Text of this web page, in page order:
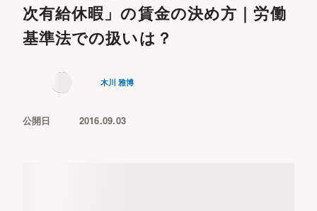
次有給休暇」の賃金の決め方｜労働
基準法での扱いは？
木川 雅博
公開日 2016.09.03